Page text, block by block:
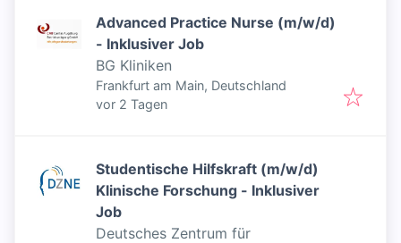
Advanced Practice Nurse (m/w/d)
- Inklusiver Job
BG Kliniken
Frankfurt am Main, Deutschland
Veröffentlicht
vor 2 Tagen
Studentische Hilfskraft (m/w/d)
Klinische Forschung - Inklusiver
Job
Deutsches Zentrum für